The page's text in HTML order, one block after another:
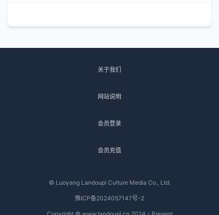
关于我们
网站说明
会员登录
会员充值
© Luoyang Landoupi Culture Media Co., Ltd.
豫ICP备2024057147号-2